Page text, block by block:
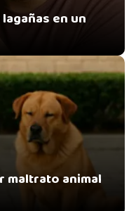
en un
maltrato animal